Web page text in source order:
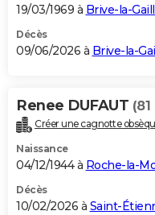
19/03/1969 à Brive-la-
Décès
09/06/2026 à Brive-la-
Renee DUFAUT (81
Créer une cagnotte
Naissance
04/12/1944 à Roche-la-
Décès
10/02/2026 à Saint-